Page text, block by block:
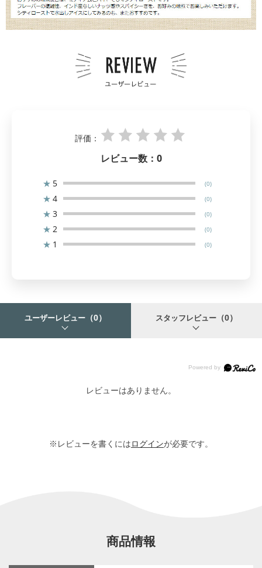
評価：
レビュー数： 0
★ 5 (0)
★ 4 (0)
★ 3 (0)
★ 2 (0)
★ 1 (0)
ユーザーレビュー （0） スタッフレビュー （0）
レビューはありません。
※レビューを書くにはログインが必要です。
商品情報